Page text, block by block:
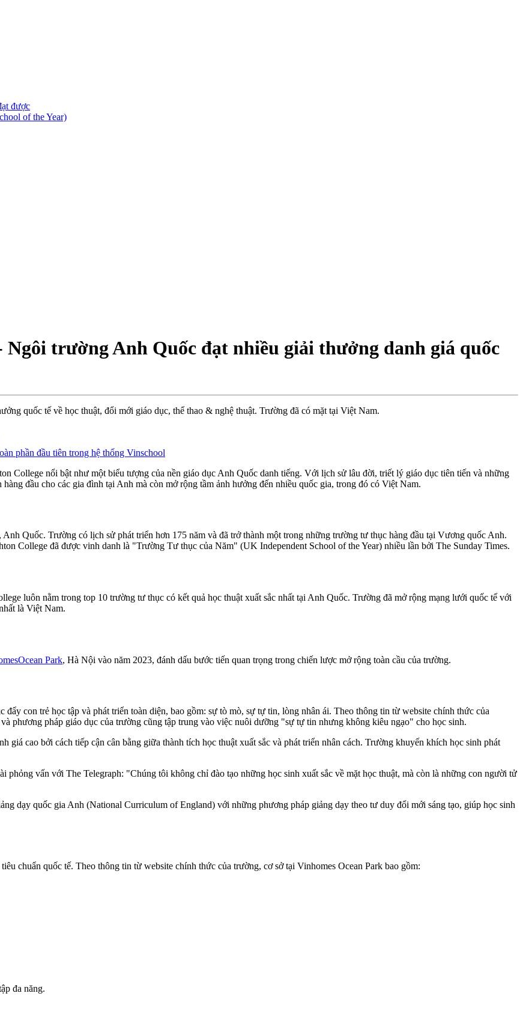
được
of the Year)
trường Anh Quốc đạt nhiều giải thưởng danh giá quốc
quốc tế về học thuật, đổi mới giáo dục, thể thao & nghệ thuật. Trường đã có mặt tại Việt Nam.
phần đầu tiên trong hệ thống Vinschool
College nổi bật như một biểu tượng của nền giáo dục Anh Quốc danh tiếng. Với lịch sử lâu đời, triết lý giáo dục tiên tiến và những
đầu cho các gia đình tại Anh mà còn mở rộng tầm ảnh hưởng đến nhiều quốc gia, trong đó có Việt Nam.
Quốc. Trường có lịch sử phát triển hơn 175 năm và đã trở thành một trong những trường tư thục hàng đầu tại Vương quốc Anh.
College đã được vinh danh là "Trường Tư thục của Năm" (UK Independent School of the Year) nhiều lần bởi The Sunday Times.
luôn nằm trong top 10 trường tư thục có kết quả học thuật xuất sắc nhất tại Anh Quốc. Trường đã mở rộng mạng lưới quốc tế với
là Việt Nam.
Ocean Park, Hà Nội vào năm 2023, đánh dấu bước tiến quan trọng trong chiến lược mở rộng toàn cầu của trường.
con trẻ học tập và phát triển toàn diện, bao gồm: sự tò mò, sự tự tin, lòng nhân ái. Theo thông tin từ website chính thức của
phương pháp giáo dục của trường cũng tập trung vào việc nuôi dưỡng "sự tự tin nhưng không kiêu ngạo" cho học sinh.
giá cao bởi cách tiếp cận cân bằng giữa thành tích học thuật xuất sắc và phát triển nhân cách. Trường khuyến khích học sinh phát
vấn với The Telegraph: "Chúng tôi không chỉ đào tạo những học sinh xuất sắc về mặt học thuật, mà còn là những con người tử
dạy quốc gia Anh (National Curriculum of England) với những phương pháp giảng dạy theo tư duy đổi mới sáng tạo, giúp học sinh
chuẩn quốc tế. Theo thông tin từ website chính thức của trường, cơ sở tại Vinhomes Ocean Park bao gồm:
đa năng.